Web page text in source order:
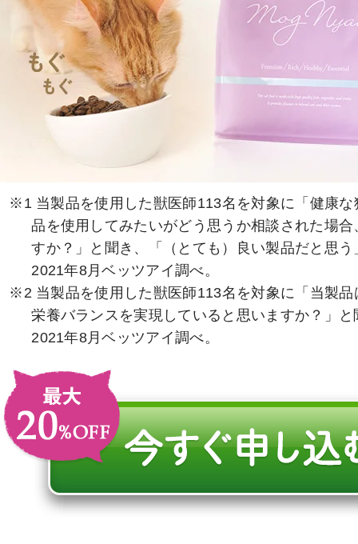
※1 当製品を使用した獣医師113名を対象に「健康な
品を使用してみたいがどう思うか相談された場
すか？」と聞き、「（とても）良い製品だと思
2021年8月ベッツアイ調べ。
※2 当製品を使用した獣医師113名を対象に「当製品
栄養バランスを実現していると思いますか？」と
2021年8月ベッツアイ調べ。